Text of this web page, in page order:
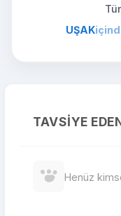
UŞAK
TAVSIYE
Henüz